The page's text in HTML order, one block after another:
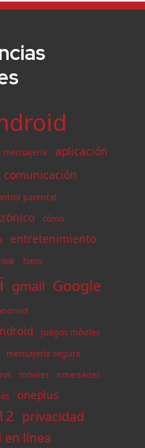
mensajería aplicación
comunicación
parental
cómo
entretenimiento
fotos
gmail Google
juegos móviles
mensajería segura
móviles
novedades
oneplus
privacidad
en línea